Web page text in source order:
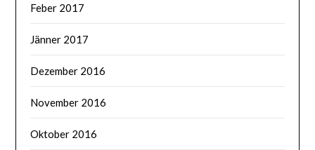
Feber 2017
Jänner 2017
Dezember 2016
November 2016
Oktober 2016